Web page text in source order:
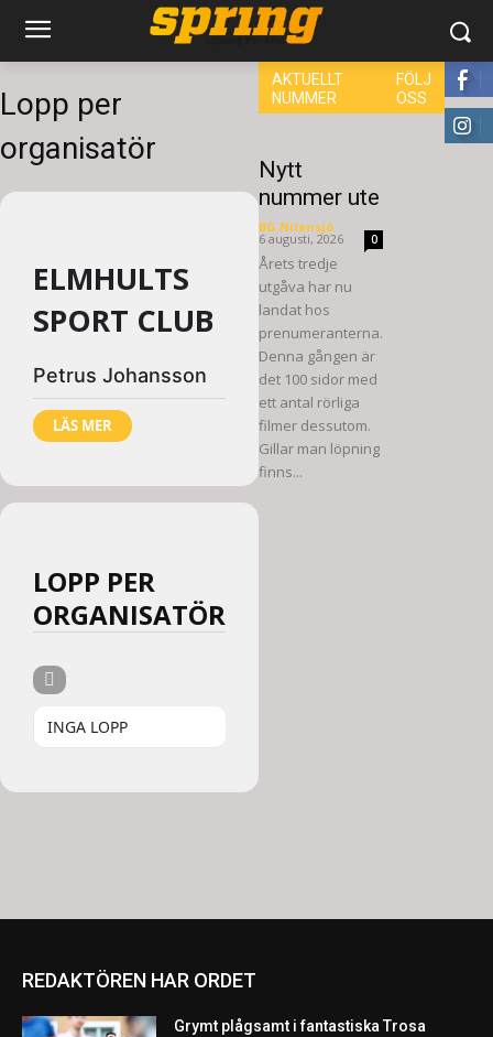
Lopp per
organisatör
ELMHULTS
SPORT CLUB
Petrus Johansson
LÄS MER
LOPP PER
ORGANISATÖR
INGA LOPP
AKTUELLT
NUMMER
Nytt
nummer ute
BG Nilensjö
6 augusti, 2026 0
Årets tredje
utgåva har nu
landat hos
prenumeranterna.
Denna gången är
det 100 sidor med
ett antal rörliga
filmer dessutom.
Gillar man löpning
finns...
FÖLJ
OSS
8,660
6,714
REDAKTÖREN HAR ORDET
Grymt plågsamt i fantastiska Trosa